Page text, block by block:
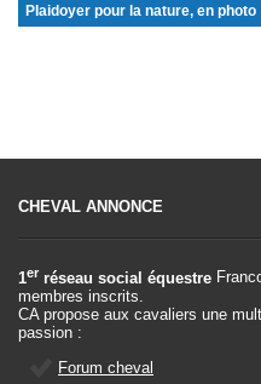
Plaidoyer pour la nature, en photo
CHEVAL ANNONCE
1er réseau social équestre
membres inscrits.
CA propose aux cavaliers une
passion :
Forum cheval